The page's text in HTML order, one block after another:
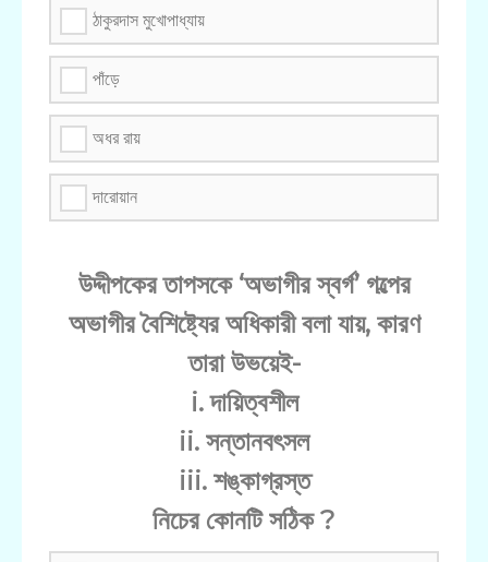
ঠাকুরদাস মুখোপাধ্যায়
পাঁড়ে
অধর রায়
দারোয়ান
উদ্দীপকের তাপসকে ‘অভাগীর স্বর্গ’ গল্পের
অভাগীর বৈশিষ্ট্যের অধিকারী বলা যায়, কারণ
তারা উভয়েই-
i. দায়িত্বশীল
ii. সন্তানবৎসল
iii. শঙ্কাগ্রস্ত
নিচের কোনটি সঠিক ?